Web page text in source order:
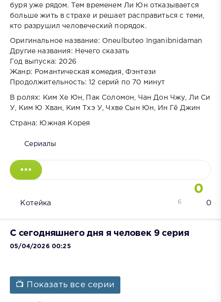
буря уже рядом. Тем временем Ли Юн отказывается
больше жить в страхе и решает расправиться с теми,
кто разрушил человеческий порядок.
Оригинальное название: Oneulbuteo Inganibnidaman
Другие названия: Нечего сказать
Год выпуска: 2026
Жанр: Романтическая комедия, Фэнтези
Продолжительность: 12 серий по 70 минут
В ролях: Ким Хе Юн, Пак Соломон, Чан Дон Чжу, Ли Си
У, Ким Ю Хван, Ким Тхэ У, Чхве Сын Юн, Ин Гё Джин
Страна: Южная Корея
Сериалы
0
Котейка 0
6
С сегодняшнего дня я человек 9 серия
05/04/2026 00:25
📺 Показать все серии